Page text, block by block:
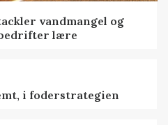
vandmangel og
bedrifter lære
i foderstrategien